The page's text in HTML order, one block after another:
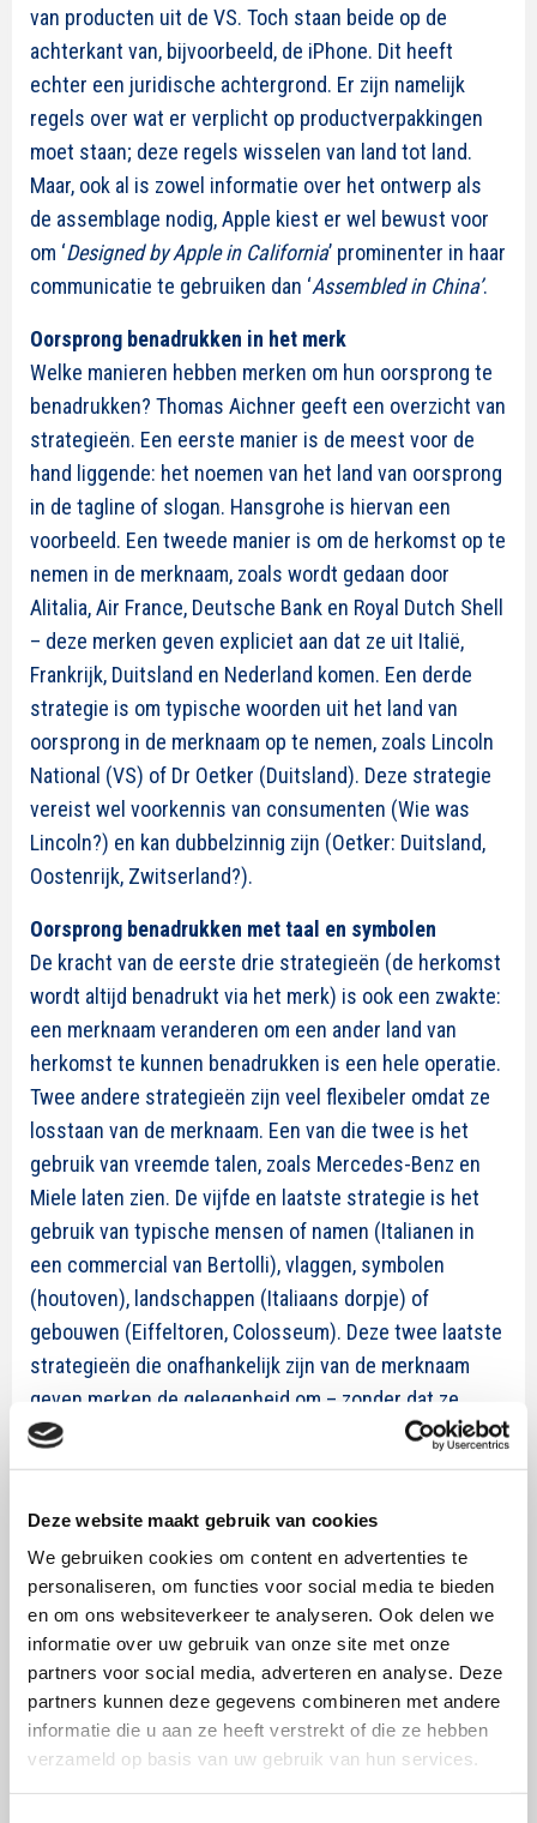
Deze website maakt gebruik van cookies
We gebruiken cookies om content en advertenties te
personaliseren, om functies voor social media te bieden
en om ons websiteverkeer te analyseren. Ook delen we
informatie over uw gebruik van onze site met onze
partners voor social media, adverteren en analyse. Deze
partners kunnen deze gegevens combineren met andere
informatie die u aan ze heeft verstrekt of die ze hebben
verzameld op basis van uw gebruik van hun services.
van producten uit de VS. Toch staan beide op de
achterkant van, bijvoorbeeld, de iPhone. Dit heeft
echter een juridische achtergrond. Er zijn namelijk
regels over wat er verplicht op productverpakkingen
moet staan; deze regels wisselen van land tot land.
Maar, ook al is zowel informatie over het ontwerp als
de assemblage nodig, Apple kiest er wel bewust voor
om ‘Designed by Apple in California’ prominenter in haar
communicatie te gebruiken dan ‘Assembled in China’.
Oorsprong benadrukken in het merk
Welke manieren hebben merken om hun oorsprong te
benadrukken? Thomas Aichner geeft een overzicht van
strategieën. Een eerste manier is de meest voor de
hand liggende: het noemen van het land van oorsprong
in de tagline of slogan. Hansgrohe is hiervan een
voorbeeld. Een tweede manier is om de herkomst op te
nemen in de merknaam, zoals wordt gedaan door
Alitalia, Air France, Deutsche Bank en Royal Dutch Shell
– deze merken geven expliciet aan dat ze uit Italië,
Frankrijk, Duitsland en Nederland komen. Een derde
strategie is om typische woorden uit het land van
oorsprong in de merknaam op te nemen, zoals Lincoln
National (VS) of Dr Oetker (Duitsland). Deze strategie
vereist wel voorkennis van consumenten (Wie was
Lincoln?) en kan dubbelzinnig zijn (Oetker: Duitsland,
Oostenrijk, Zwitserland?).
Oorsprong benadrukken met taal en symbolen
De kracht van de eerste drie strategieën (de herkomst
wordt altijd benadrukt via het merk) is ook een zwakte:
een merknaam veranderen om een ander land van
herkomst te kunnen benadrukken is een hele operatie.
Twee andere strategieën zijn veel flexibeler omdat ze
losstaan van de merknaam. Een van die twee is het
gebruik van vreemde talen, zoals Mercedes-Benz en
Miele laten zien. De vijfde en laatste strategie is het
gebruik van typische mensen of namen (Italianen in
een commercial van Bertolli), vlaggen, symbolen
(houtoven), landschappen (Italiaans dorpje) of
gebouwen (Eiffeltoren, Colosseum). Deze twee laatste
strategieën die onafhankelijk zijn van de merknaam
geven merken de gelegenheid om – zonder dat ze
claimen uit bijvoorbeeld Italië te komen – toch te
profiteren van dat land van oorsprong.
Kies je land
Voor merken is het verstandig om een geschikt land
van oorsprong te suggereren als communiceren over
hun herkomst niet (per definitie) een positief effect
heeft. Onderzoek laat zien dat het inzetten van een
vreemde taal in reclame dezelfde effecten kan hebben
als wanneer een gunstig land van oorsprong expliciet
wordt genoemd. Daarnaast is een slimme in de praktijk
bewezen tactiek het inzetten van symbolen en